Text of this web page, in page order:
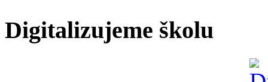
Digitalizujeme školu